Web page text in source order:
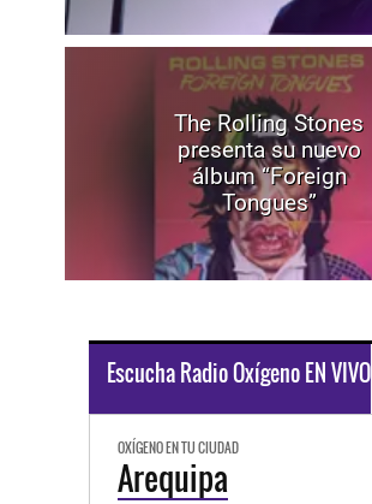
The Rolling Stones
presenta su nuevo
álbum “Foreign
Tongues”
Escucha Radio Oxígeno EN VIVO
OXÍGENO EN TU CIUDAD
Arequipa